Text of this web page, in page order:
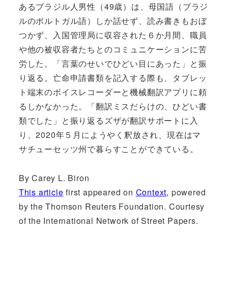
あるブラジル人男性（49歳）は、母国語（ブラジ
ルのポルトガル語）しか話せず、読み書きもおぼ
つかず、入国管理局に収容された６か月間、職員
や他の被収容者たちとのコミュニケーションに苦
労した。「言葉のせいでひどい目にあった」と振
り返る。亡命申請書類を記入する際も、タブレッ
ト端末のボイスレコーダーと機械翻訳アプリに頼
るしかなかった。「翻訳ミスだらけの、ひどい書
類でした」と振り返るズザが翻訳サポートに入
り、2020年５月にようやく釈放され、現在はマ
サチューセッツ州で暮らすことができている。
By Carey L. Biron
This article first appeared on Context, powered
by the Thomson Reuters Foundation. Courtesy
of the International Network of Street Papers.